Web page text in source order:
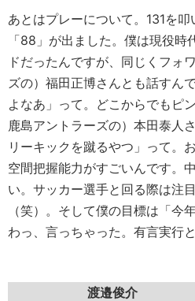
あとはプレーについて。131を
「88」が出ました。僕は現役
ドだったんですが、同じくフォ
ズの）福田正博さんとも話すん
よなあ」って。どこからでもピ
鹿島アントラーズの）本田泰人
リーキックを蹴るやつ」って。
空間把握能力がすごいんです。
い。サッカー選手と回る際は注
（笑）。そして僕の目標は「今
わっ、言っちゃった。有言実行
渡邉俊介